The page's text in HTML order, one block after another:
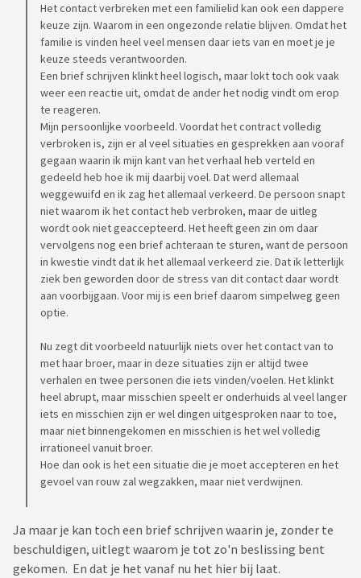
Het contact verbreken met een familielid kan ook een dappere
keuze zijn. Waarom in een ongezonde relatie blijven. Omdat het
familie is vinden heel veel mensen daar iets van en moet je je
keuze steeds verantwoorden.
Een brief schrijven klinkt heel logisch, maar lokt toch ook vaak
weer een reactie uit, omdat de ander het nodig vindt om erop
te reageren.
Mijn persoonlijke voorbeeld. Voordat het contract volledig
verbroken is, zijn er al veel situaties en gesprekken aan vooraf
gegaan waarin ik mijn kant van het verhaal heb verteld en
gedeeld heb hoe ik mij daarbij voel. Dat werd allemaal
weggewuifd en ik zag het allemaal verkeerd. De persoon snapt
niet waarom ik het contact heb verbroken, maar de uitleg
wordt ook niet geaccepteerd. Het heeft geen zin om daar
vervolgens nog een brief achteraan te sturen, want de persoon
in kwestie vindt dat ik het allemaal verkeerd zie. Dat ik letterlijk
ziek ben geworden door de stress van dit contact daar wordt
aan voorbijgaan. Voor mij is een brief daarom simpelweg geen
optie.
Nu zegt dit voorbeeld natuurlijk niets over het contact van to
met haar broer, maar in deze situaties zijn er altijd twee
verhalen en twee personen die iets vinden/voelen. Het klinkt
heel abrupt, maar misschien speelt er onderhuids al veel langer
iets en misschien zijn er wel dingen uitgesproken naar to toe,
maar niet binnengekomen en misschien is het wel volledig
irrationeel vanuit broer.
Hoe dan ook is het een situatie die je moet accepteren en het
gevoel van rouw zal wegzakken, maar niet verdwijnen.
Ja maar je kan toch een brief schrijven waarin je, zonder te
beschuldigen, uitlegt waarom je tot zo'n beslissing bent
gekomen. En dat je het vanaf nu het hier bij laat.